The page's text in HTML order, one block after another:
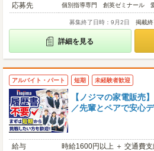
応募先
個別指導専門 創英ゼミナール
募集終了日時：9月2日 掲載
詳細を見る
アルバイト・パート 短期 未経験者歓迎
【ノジマの家電販売
／先輩とペアで安心
給与
時給1600円以上 ＋ 交通費